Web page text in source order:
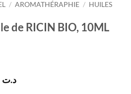
/ AROMATHÉRAPHIE / HUILES
de RICIN BIO, 10ML
د.تLe